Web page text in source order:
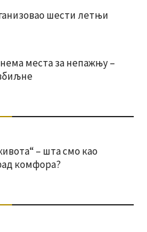
шести летњи
места за непажњу –
– шта смо као
комфора?